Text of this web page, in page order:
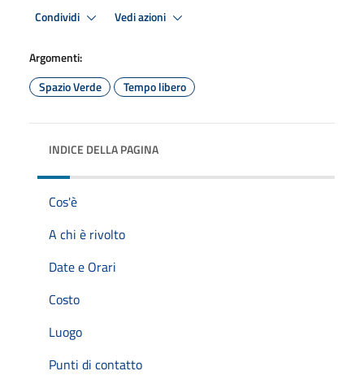
Condividi Vedi azioni
Argomenti:
Spazio Verde
Tempo libero
INDICE DELLA PAGINA
Cos'è
A chi è rivolto
Date e Orari
Costo
Luogo
Punti di contatto